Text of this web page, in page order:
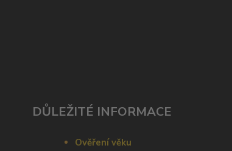
DŮLEŽITÉ INFORMACE
Ověření věku